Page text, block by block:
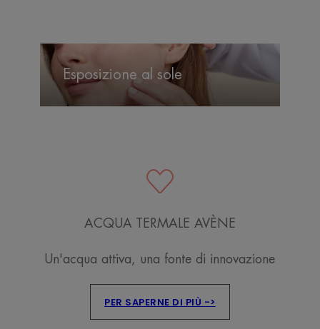
Esposizione
al
sole
Esposizione al sole
ACQUA TERMALE AVÈNE
Un'acqua attiva, una fonte di innovazione
PER SAPERNE DI PIÙ ->